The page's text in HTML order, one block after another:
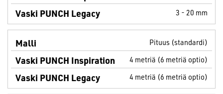
3 - 20 mm
Pituus (standardi)
4 metriä (6 metriä optio)
4 metriä (6 metriä optio)